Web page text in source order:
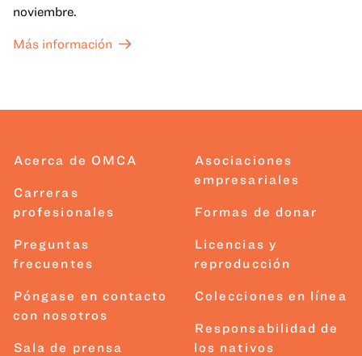
noviembre.
Más información
Acerca de OMCA
Carreras
profesionales
Preguntas
frecuentes
Póngase en contacto
con nosotros
Sala de prensa
Asociaciones
empresariales
Formas de donar
Licencias y
reproducción
Colecciones en línea
Responsabilidad de
los nativos